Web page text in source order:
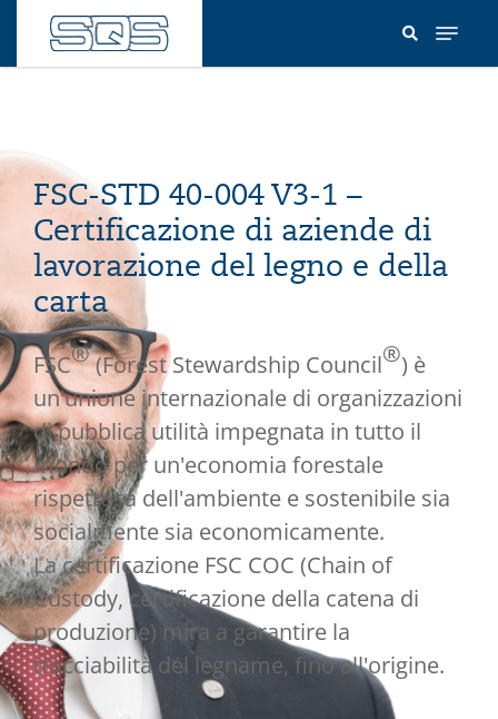
contenuto
FSC-STD 40-004 V3-1 –
Certificazione di aziende di
lavorazione del legno e della
carta
FSC®(Forest Stewardship Council®) è
un'unione internazionale di organizzazioni
di pubblica utilità impegnata in tutto il
mondo per un'economia forestale
rispettosa dell'ambiente e sostenibile sia
socialmente sia economicamente.
La certificazione FSC COC (Chain of
Custody, certificazione della catena di
produzione) mira a garantire la
tracciabilità del legname, fino all'origine.